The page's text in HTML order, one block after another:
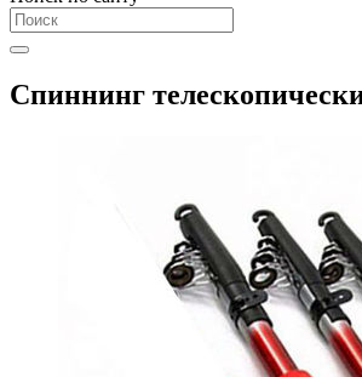
Спиннинг